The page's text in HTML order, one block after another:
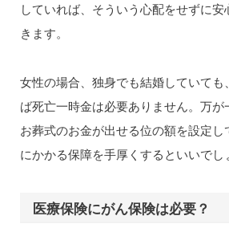
していれば、そういう心配をせずに
きます。
女性の場合、独身でも結婚していて
ば死亡一時金は必要ありません。万
お葬式のお金が出せる位の額を設定
にかかる保障を手厚くするといいでし
医療保険にがん保険は必要？